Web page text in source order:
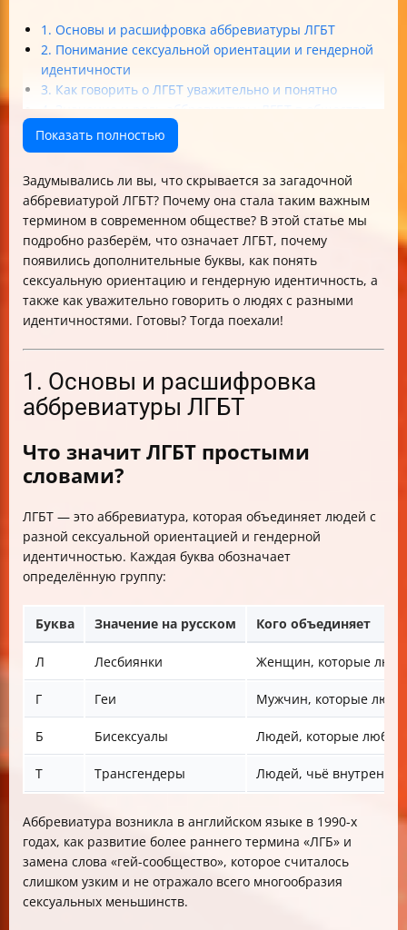
1. Основы и расшифровка аббревиатуры ЛГБТ
2. Понимание сексуальной ориентации и гендерной
идентичности
3. Как говорить о ЛГБТ уважительно и понятно
Итог: что нужно запомнить?
Показать полностью
Задумывались ли вы, что скрывается за загадочной
аббревиатурой ЛГБТ? Почему она стала таким важным
термином в современном обществе? В этой статье мы
подробно разберём, что означает ЛГБТ, почему
появились дополнительные буквы, как понять
сексуальную ориентацию и гендерную идентичность, а
также как уважительно говорить о людях с разными
идентичностями. Готовы? Тогда поехали!
1. Основы и расшифровка
аббревиатуры ЛГБТ
Что значит ЛГБТ простыми
словами?
ЛГБТ — это аббревиатура, которая объединяет людей с
разной сексуальной ориентацией и гендерной
идентичностью. Каждая буква обозначает
определённую группу:
Буква Значение на русском Кого объединяет
Л Лесбиянки Женщин, которые
Г Геи Мужчин, которые
Б Бисексуалы Людей, которые
Т Трансгендеры Людей, чьё
Аббревиатура возникла в английском языке в 1990-х
годах, как развитие более раннего термина «ЛГБ» и
замена слова «гей-сообщество», которое считалось
слишком узким и не отражало всего многообразия
сексуальных меньшинств.